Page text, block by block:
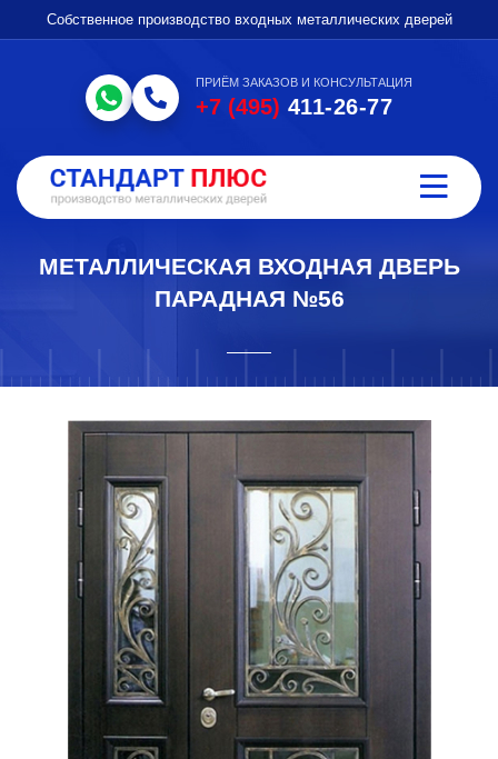
Собственное производство входных металлических дверей
ПРИЁМ ЗАКАЗОВ И КОНСУЛЬТАЦИЯ
+7 (495) 411-26-77
МЕТАЛЛИЧЕСКАЯ ВХОДНАЯ ДВЕРЬ
ПАРАДНАЯ №56